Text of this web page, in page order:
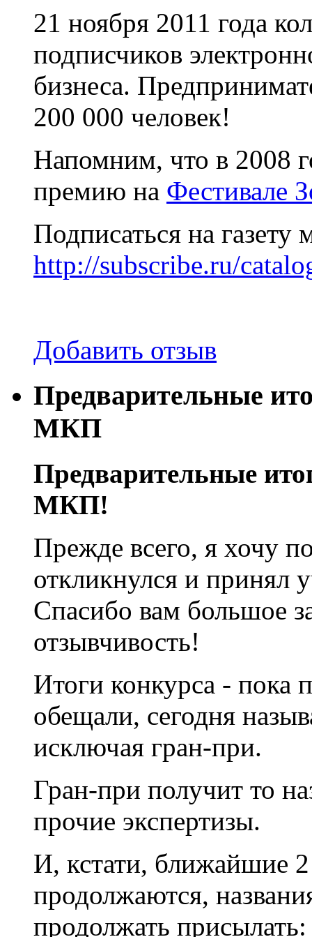
21 ноября 2011 года
подписчиков
бизнеса.
200 000 человек!
Напомним, что в 2008
премию на Фестивале
Подписаться на газету
http://subscribe.ru/
Добавить отзыв
Предварительные
МКП
Предварительные
МКП!
Прежде всего, я хочу
откликнулся и принял
Спасибо вам большое
отзывчивость!
Итоги конкурса - пока
обещали, сегодня
исключая гран-при.
Гран-при получит то
прочие экспертизы.
И, кстати, ближайшие
продолжаются,
продолжать